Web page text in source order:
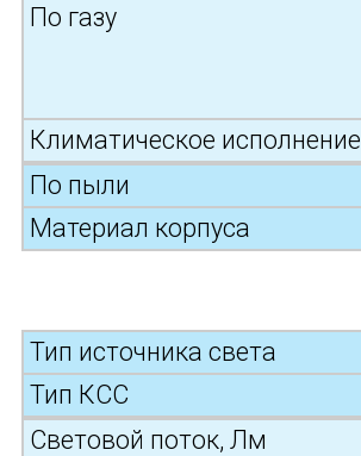
По газу
Климатическое исполнение
По пыли
Материал корпуса
Тип источника света
Тип КСС
Световой поток, Лм